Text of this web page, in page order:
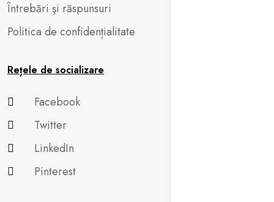
Întrebări şi răspunsuri
Politica de confidențialitate
Rețele de socializare
Facebook
Twitter
LinkedIn
Pinterest